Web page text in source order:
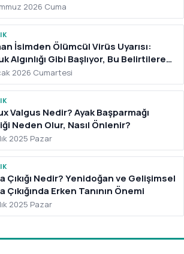
2026 Cuma
İsimden Ölümcül Virüs Uyarısı:
Algınlığı Gibi Başlıyor, Bu Belirtilere
2026 Cumartesi
Valgus Nedir? Ayak Başparmağı
Neden Olur, Nasıl Önlenir?
2025 Pazar
Çıkığı Nedir? Yenidoğan ve Gelişimsel
Çıkığında Erken Tanının Önemi
2025 Pazar